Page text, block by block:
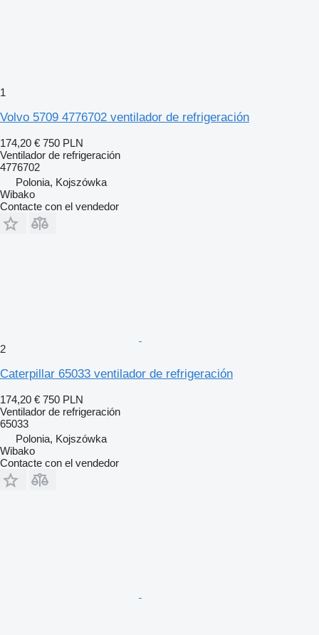
1
Volvo 5709 4776702 ventilador de refrigeración
174,20 € 750 PLN
Ventilador de refrigeración
4776702
Polonia, Kojszówka
Wibako
Contacte con el vendedor
2
Caterpillar 65033 ventilador de refrigeración
174,20 € 750 PLN
Ventilador de refrigeración
65033
Polonia, Kojszówka
Wibako
Contacte con el vendedor